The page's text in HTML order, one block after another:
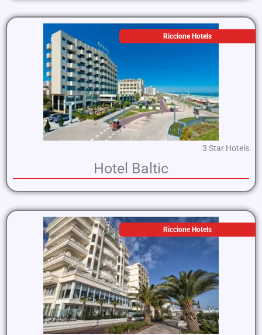
Riccione Hotels
3 Star Hotels
Hotel Baltic
Riccione Hotels